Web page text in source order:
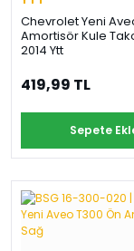
Yeni Hesap
Oluştur
CİTROEN
DS
MOTOR
YAĞI
K
› ›
Chevrolet Yeni
Amortisör Kule
2014 Ytt
419,99 TL
Sepete